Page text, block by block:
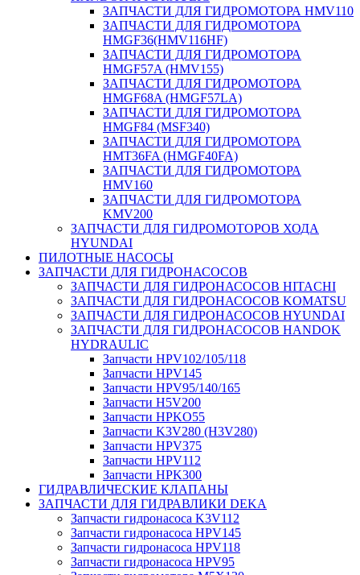
ЗАПЧАСТИ ДЛЯ ГИДРОМОТОРА HMV110
ЗАПЧАСТИ ДЛЯ ГИДРОМОТОРА
HMGF36(HMV116HF)
ЗАПЧАСТИ ДЛЯ ГИДРОМОТОРА
HMGF57A (HMV155)
ЗАПЧАСТИ ДЛЯ ГИДРОМОТОРА
HMGF68A (HMGF57LA)
ЗАПЧАСТИ ДЛЯ ГИДРОМОТОРА
HMGF84 (MSF340)
ЗАПЧАСТИ ДЛЯ ГИДРОМОТОРА
HMT36FA (HMGF40FA)
ЗАПЧАСТИ ДЛЯ ГИДРОМОТОРА
HMV160
ЗАПЧАСТИ ДЛЯ ГИДРОМОТОРА
KMV200
ЗАПЧАСТИ ДЛЯ ГИДРОМОТОРОВ ХОДА
HYUNDAI
ПИЛОТНЫЕ НАСОСЫ
ЗАПЧАСТИ ДЛЯ ГИДРОНАСОСОВ
ЗАПЧАСТИ ДЛЯ ГИДРОНАСОСОВ HITACHI
ЗАПЧАСТИ ДЛЯ ГИДРОНАСОСОВ KOMATSU
ЗАПЧАСТИ ДЛЯ ГИДРОНАСОСОВ HYUNDAI
ЗАПЧАСТИ ДЛЯ ГИДРОНАСОСОВ HANDOK
HYDRAULIC
Запчасти HPV102/105/118
Запчасти HPV145
Запчасти HPV95/140/165
Запчасти H5V200
Запчасти HPKO55
Запчасти K3V280 (H3V280)
Запчасти HPV375
Запчасти HPV112
Запчасти HPK300
ГИДРАВЛИЧЕСКИЕ КЛАПАНЫ
ЗАПЧАСТИ ДЛЯ ГИДРАВЛИКИ DEKA
Запчасти гидронасоса K3V112
Запчасти гидронасоса HPV145
Запчасти гидронасоса HPV118
Запчасти гидронасоса HPV95